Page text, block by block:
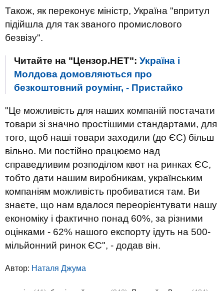
Також, як переконує міністр, Україна "впритул
підійшла для так званого промислового
безвізу".
Читайте на "Цензор.НЕТ": Україна і
Молдова домовляються про
безкоштовний роумінг, - Пристайко
"Це можливість для наших компаній постачати
товари зі значно простішими стандартами, для
того, щоб наші товари заходили (до ЄС) більш
вільно. Ми постійно працюємо над
справедливим розподілом квот на ринках ЄС,
тобто дати нашим виробникам, українським
компаніям можливість пробиватися там. Ви
знаєте, що нам вдалося переорієнтувати нашу
економіку і фактично понад 60%, за різними
оцінками - 62% нашого експорту ідуть на 500-
мільйонний ринок ЄС", - додав він.
Автор: Наталя Джума